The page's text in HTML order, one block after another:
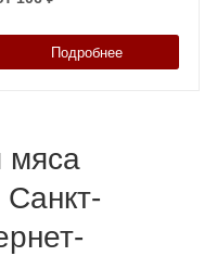
и дном
Подробнее
мяса